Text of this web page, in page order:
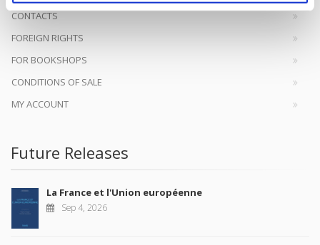
CONTACTS
FOREIGN RIGHTS
FOR BOOKSHOPS
CONDITIONS OF SALE
MY ACCOUNT
Future Releases
La France et l'Union européenne
Sep 4, 2026